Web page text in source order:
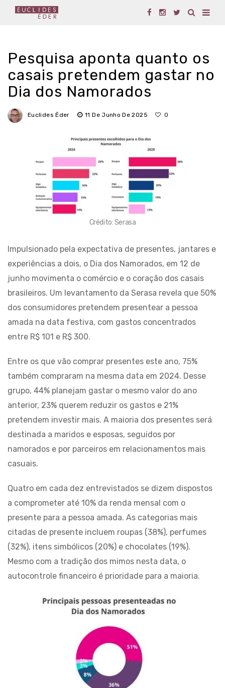
Pesquisa aponta quanto os
casais pretendem gastar no
Dia dos Namorados
Euclides Éder 11 De Junho De 2025 0
Crédito: Serasa
Impulsionado pela expectativa de presentes, jantares e
experiências a dois, o Dia dos Namorados, em 12 de
junho movimenta o comércio e o coração dos casais
brasileiros. Um levantamento da Serasa revela que 50%
dos consumidores pretendem presentear a pessoa
amada na data festiva, com gastos concentrados
entre R$ 101 e R$ 300.
Entre os que vão comprar presentes este ano, 75%
também compraram na mesma data em 2024. Desse
grupo, 44% planejam gastar o mesmo valor do ano
anterior, 23% querem reduzir os gastos e 21%
pretendem investir mais. A maioria dos presentes será
destinada a maridos e esposas, seguidos por
namorados e por parceiros em relacionamentos mais
casuais.
Quatro em cada dez entrevistados se dizem dispostos
a comprometer até 10% da renda mensal com o
presente para a pessoa amada. As categorias mais
citadas de presente incluem roupas (38%), perfumes
(32%), itens simbólicos (20%) e chocolates (19%).
Mesmo com a tradição dos mimos nesta data, o
autocontrole financeiro é prioridade para a maioria.